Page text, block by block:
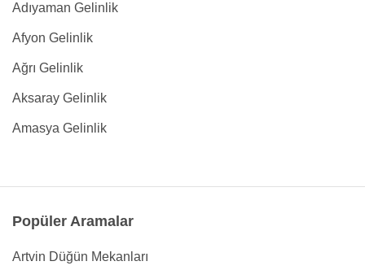
Adıyaman Gelinlik
Afyon Gelinlik
Ağrı Gelinlik
Aksaray Gelinlik
Amasya Gelinlik
Popüler Aramalar
Artvin Düğün Mekanları